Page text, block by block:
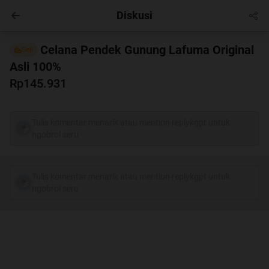
Masuk
Diskusi
Sell
Celana Pendek Gunung Lafuma Original
Asli 100%
Rp145.931